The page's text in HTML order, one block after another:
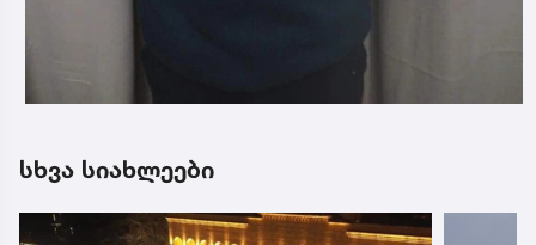
სხვა სიახლეები